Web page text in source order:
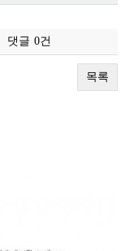
댓글 0건
목록